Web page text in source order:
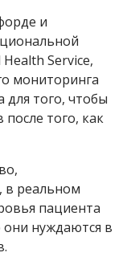
и
Service,
мониторинга
для того, чтобы
того, как
в реальном
пациента
они нуждаются в